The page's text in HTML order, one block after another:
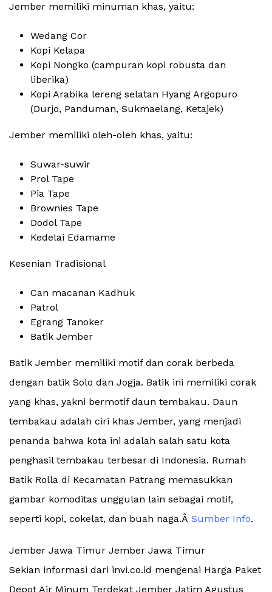
Jember memiliki minuman khas, yaitu:
Wedang Cor
Kopi Kelapa
Kopi Nongko (campuran kopi robusta dan
liberika)
Kopi Arabika lereng selatan Hyang Argopuro
(Durjo, Panduman, Sukmaelang, Ketajek)
Jember memiliki oleh-oleh khas, yaitu:
Suwar-suwir
Prol Tape
Pia Tape
Brownies Tape
Dodol Tape
Kedelai Edamame
Kesenian Tradisional
Can macanan Kadhuk
Patrol
Egrang Tanoker
Batik Jember
Batik Jember memiliki motif dan corak berbeda
dengan batik Solo dan Jogja. Batik ini memiliki corak
yang khas, yakni bermotif daun tembakau. Daun
tembakau adalah ciri khas Jember, yang menjadi
penanda bahwa kota ini adalah salah satu kota
penghasil tembakau terbesar di Indonesia. Rumah
Batik Rolla di Kecamatan Patrang memasukkan
gambar komoditas unggulan lain sebagai motif,
seperti kopi, cokelat, dan buah naga.Â Sumber Info.
Jember Jawa Timur Jember Jawa Timur
Sekian informasi dari invi.co.id mengenai Harga Paket
Depot Air Minum Terdekat Jember Jatim Agustus